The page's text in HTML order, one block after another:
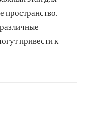
пространство.
привести к